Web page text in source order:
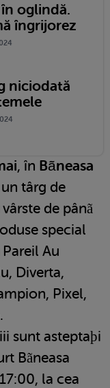
oglindă.
îngrijorez
niciodată
, în Bãneasa
târg de
de pânã
special
Au
Diverta,
Pixel,
sunt asteptaþi
Bãneasa
la cea